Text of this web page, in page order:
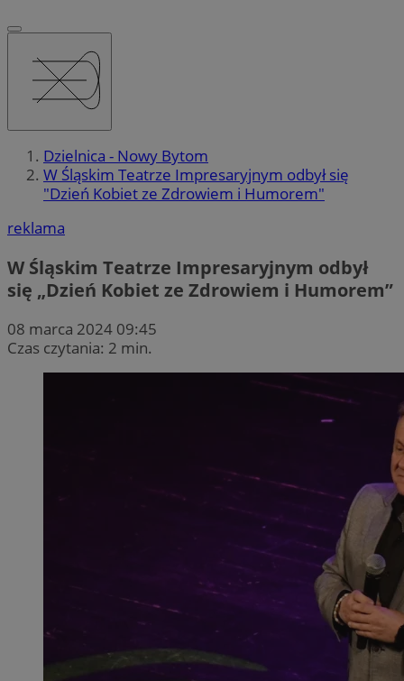
Dzielnica - Nowy Bytom
W Śląskim Teatrze Impresaryjnym odbył się
"Dzień Kobiet ze Zdrowiem i Humorem"
reklama
W Śląskim Teatrze Impresaryjnym odbył
się „Dzień Kobiet ze Zdrowiem i Humorem”
08 marca 2024 09:45
Czas czytania: 2 min.